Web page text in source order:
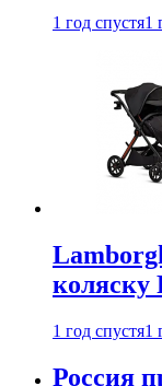
1 год спустя1
коляску
1 год спустя1
Россия